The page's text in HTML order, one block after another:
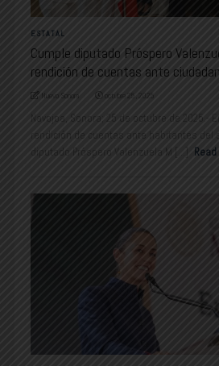
ESTATAL
Cumple diputado Próspero
rendición de cuentas ante
Nuevo Sonora octubre 25, 2025
Navojoa, Sonora; 25 de octubre de 2025.-
rendición de cuentas ante habitantes del
diputado Próspero Valenzuela M [...]